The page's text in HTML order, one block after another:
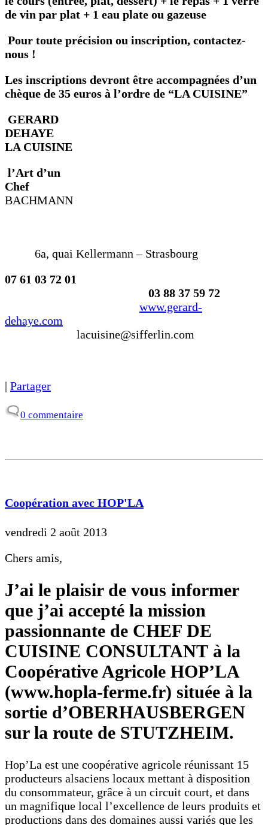
de vin par plat + 1 eau plate ou gazeuse
Pour toute précision ou inscription, contactez-
nous !
Les inscriptions devront être accompagnées d’un
chèque de 35 euros à l’ordre de “LA CUISINE”
GERARD
LA CUISINE
l’Art d’un
BACHMANN
6a, quai Kellermann – Strasbourg
07 61 03 72 01
03 88 37 59 72
www.gerard-
dehaye.com
lacuisine@sifferlin.com
| Partager
0 commentaire
Coopération avec HOP'LA
vendredi 2 août 2013
Chers amis,
J’ai le plaisir de vous informer
que j’ai accepté la mission
passionnante de CHEF DE
CUISINE CONSULTANT à la
Coopérative Agricole HOP’LA
(www.hopla-ferme.fr) située à la
sortie d’OBERHAUSBERGEN
sur la route de STUTZHEIM.
Hop’La est une coopérative agricole réunissant 15
producteurs alsaciens locaux mettant à disposition
du consommateur, grâce à un circuit court, et dans
un magnifique local l’excellence de leurs produits et
productions dans des domaines aussi variés que les